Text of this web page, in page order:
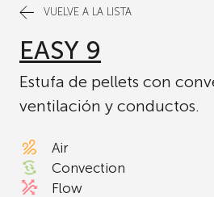
VUELVE A LA LISTA
EASY 9
Estufa de pellets con
ventilación y conductos.
Air
Convection
Flow